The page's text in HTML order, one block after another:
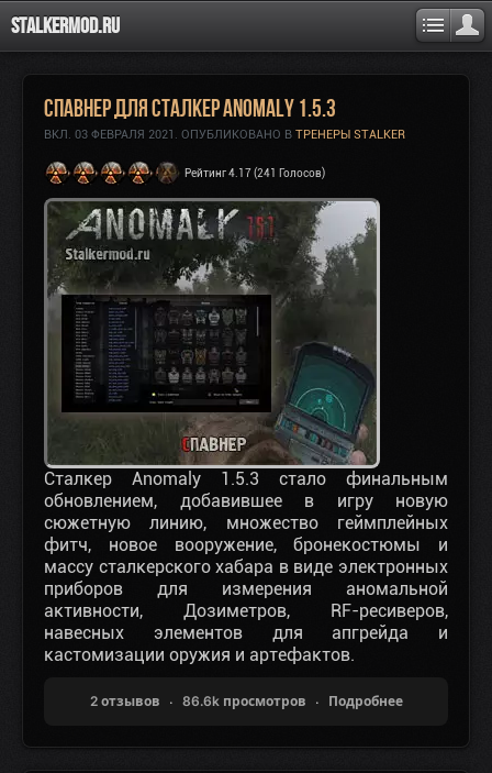
Stalkermod.ru
Спавнер для Сталкер Anomaly 1.5.3
ВКЛ. 03 ФЕВРАЛЯ 2021 . ОПУБЛИКОВАНО В ТРЕНЕРЫ STALKER
Рейтинг 4.17 (241 Голосов)
Сталкер Anomaly 1.5.3 стало финальным
обновлением, добавившее в игру новую
сюжетную линию, множество геймплейных
фитч, новое вооружение, бронекостюмы и
массу сталкерского хабара в виде электронных
приборов для измерения аномальной
активности, Дозиметров, RF-ресиверов,
навесных элементов для апгрейда и
кастомизации оружия и артефактов.
2 отзывов 86.6k просмотров Подробнее